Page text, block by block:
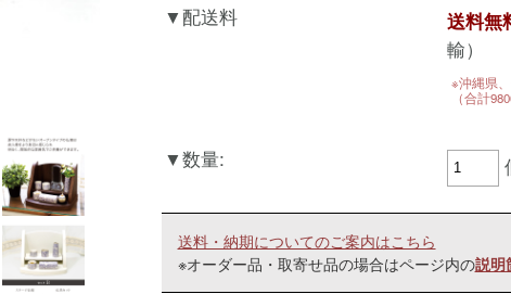
配送料
送料無
輸）
※沖縄県
（合計
数量:
送料・納期についてのご案内はこちら
※オーダー品・取寄せ品の場合はページ内の説明